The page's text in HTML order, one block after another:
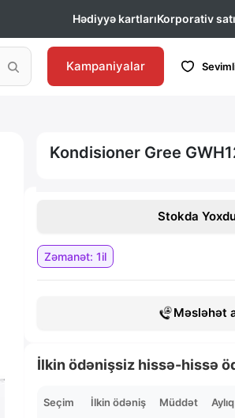
Hədiyyə kartlarıKorporativ
Kampaniyalar
Kondisioner Gree
Stokda
Zəmanət: 1il
Məsləhət
İlkin ödənişsiz hissə-hissə
Seçim İlkin ödəniş Müddət